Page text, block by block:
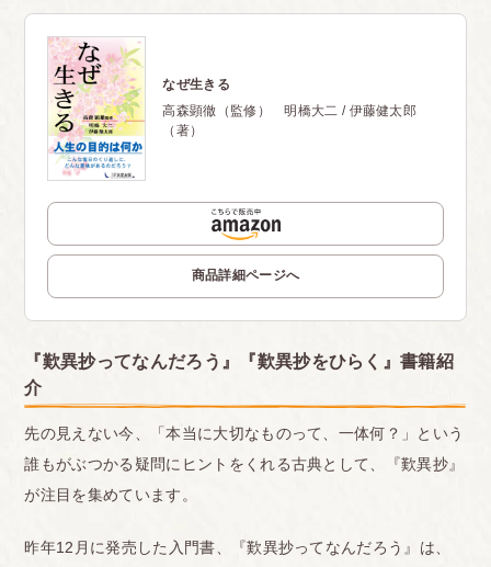
なぜ生きる
高森顕徹（監修） 明橋大二 / 伊藤健太郎
（著）
商品詳細ページへ
『歎異抄ってなんだろう』『歎異抄をひらく』書籍紹
介
先の見えない今、「本当に大切なものって、一体何？」という
誰もがぶつかる疑問にヒントをくれる古典として、『歎異抄』
が注目を集めています。
昨年12月に発売した入門書、『歎異抄ってなんだろう』は、